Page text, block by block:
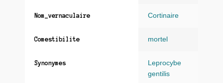
Nom_vernaculaire Cortinaire
Comestibilite mortel
Synonymes
Leprocybe
gentilis